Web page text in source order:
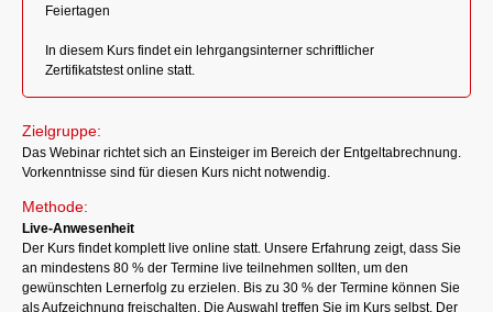
Feiertagen
In diesem Kurs findet ein lehrgangsinterner schriftlicher
Zertifikatstest online statt.
Zielgruppe:
Das Webinar richtet sich an Einsteiger im Bereich der Entgeltabrechnung.
Vorkenntnisse sind für diesen Kurs nicht notwendig.
Methode:
Live-Anwesenheit
Der Kurs findet komplett live online statt. Unsere Erfahrung zeigt, dass Sie
an mindestens 80 % der Termine live teilnehmen sollten, um den
gewünschten Lernerfolg zu erzielen. Bis zu 30 % der Termine können Sie
als Aufzeichnung freischalten. Die Auswahl treffen Sie im Kurs selbst. Der